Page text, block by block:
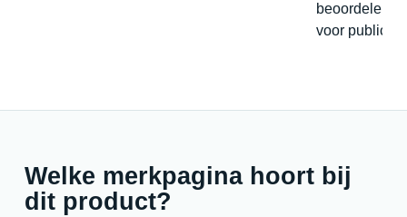
beoordelen
voor
Welke merkpagina hoort bij
dit product?